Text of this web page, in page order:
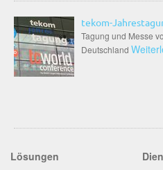
tekom-
Tagung und Messe
Deutschland
Lösungen